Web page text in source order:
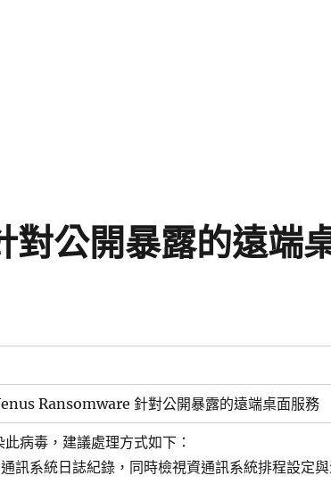
公開暴露的遠端
Ransomware 針對公開暴露的遠端桌面服務
病毒，建議處理方式如下：
訊系統日誌紀錄，同時檢視資通訊系統排程設定